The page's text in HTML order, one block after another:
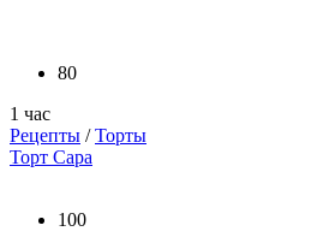
80
1 час
Рецепты /Торты
Торт Сара
100